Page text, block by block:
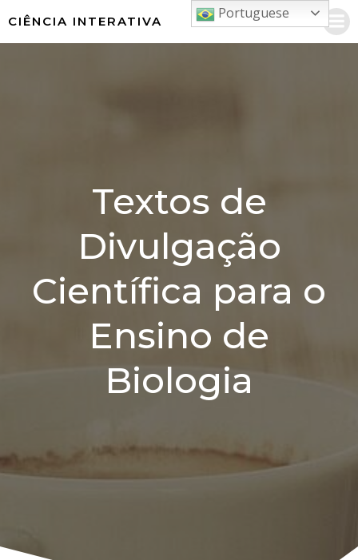
Pular
para
o
CIÊNCIA INTERATIVA
Textos de
Divulgação
Científica para o
Ensino de
Biologia
Portuguese